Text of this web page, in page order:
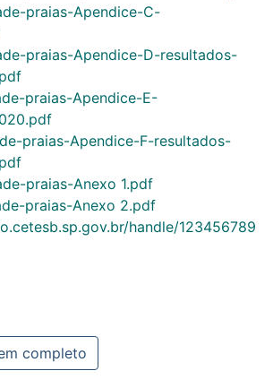
praias-Apendice-C-
praias-Apendice-D-resultados-
praias-Apendice-E-
praias-Apendice-F-resultados-
praias-Anexo 1.pdf
praias-Anexo 2.pdf
handle/123456789
completo